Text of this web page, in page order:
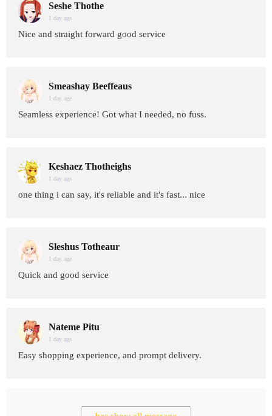
Seshe Thothe
1 day age
Nice and straight forward good service
Smeashay Beeffeaus
1 day age
Seamless experience! Got what I needed, no fuss.
Keshaez Thotheighs
1 day age
one thing i can say, it's reliable and it's fast... nice
Sleshus Totheaur
1 day age
Quick and good service
Nateme Pitu
1 day age
Easy shopping experience, and prompt delivery.